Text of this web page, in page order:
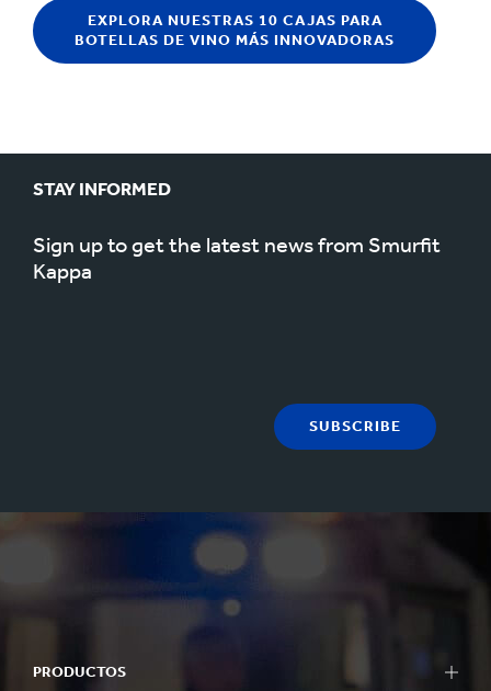
EXPLORA NUESTRAS 10 CAJAS PARA
BOTELLAS DE VINO MÁS INNOVADORAS
STAY INFORMED
Sign up to get the latest news from Smurfit
Kappa
SUBSCRIBE
PRODUCTOS